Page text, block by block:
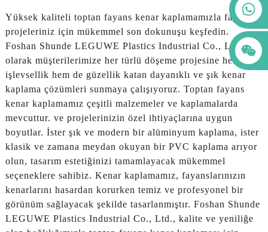
Yüksek kaliteli toptan fayans kenar kaplamamızla fayans
projeleriniz için mükemmel son dokunuşu keşfedin.
Foshan Shunde LEGUWE Plastics Industrial Co., Ltd.
olarak müşterilerimize her türlü döşeme projesine hem
işlevsellik hem de güzellik katan dayanıklı ve şık kenar
kaplama çözümleri sunmaya çalışıyoruz. Toptan fayans
kenar kaplamamız çeşitli malzemeler ve kaplamalarda
mevcuttur. ve projelerinizin özel ihtiyaçlarına uygun
boyutlar. İster şık ve modern bir alüminyum kaplama, ister
klasik ve zamana meydan okuyan bir PVC kaplama arıyor
olun, tasarım estetiğinizi tamamlayacak mükemmel
seçeneklere sahibiz. Kenar kaplamamız, fayanslarınızın
kenarlarını hasardan korurken temiz ve profesyonel bir
görünüm sağlayacak şekilde tasarlanmıştır. Foshan Shunde
LEGUWE Plastics Industrial Co., Ltd., kalite ve yeniliğe